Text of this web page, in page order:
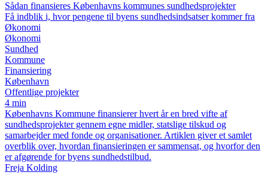
Sådan finansieres Københavns kommunes sundhedsprojekter
Få indblik i, hvor pengene til byens sundhedsindsatser kommer fra
Økonomi
Økonomi
Sundhed
Kommune
Finansiering
København
Offentlige projekter
4 min
Københavns Kommune finansierer hvert år en bred vifte af
sundhedsprojekter gennem egne midler, statslige tilskud og
samarbejder med fonde og organisationer. Artiklen giver et samlet
overblik over, hvordan finansieringen er sammensat, og hvorfor den
er afgørende for byens sundhedstilbud.
Freja Kolding